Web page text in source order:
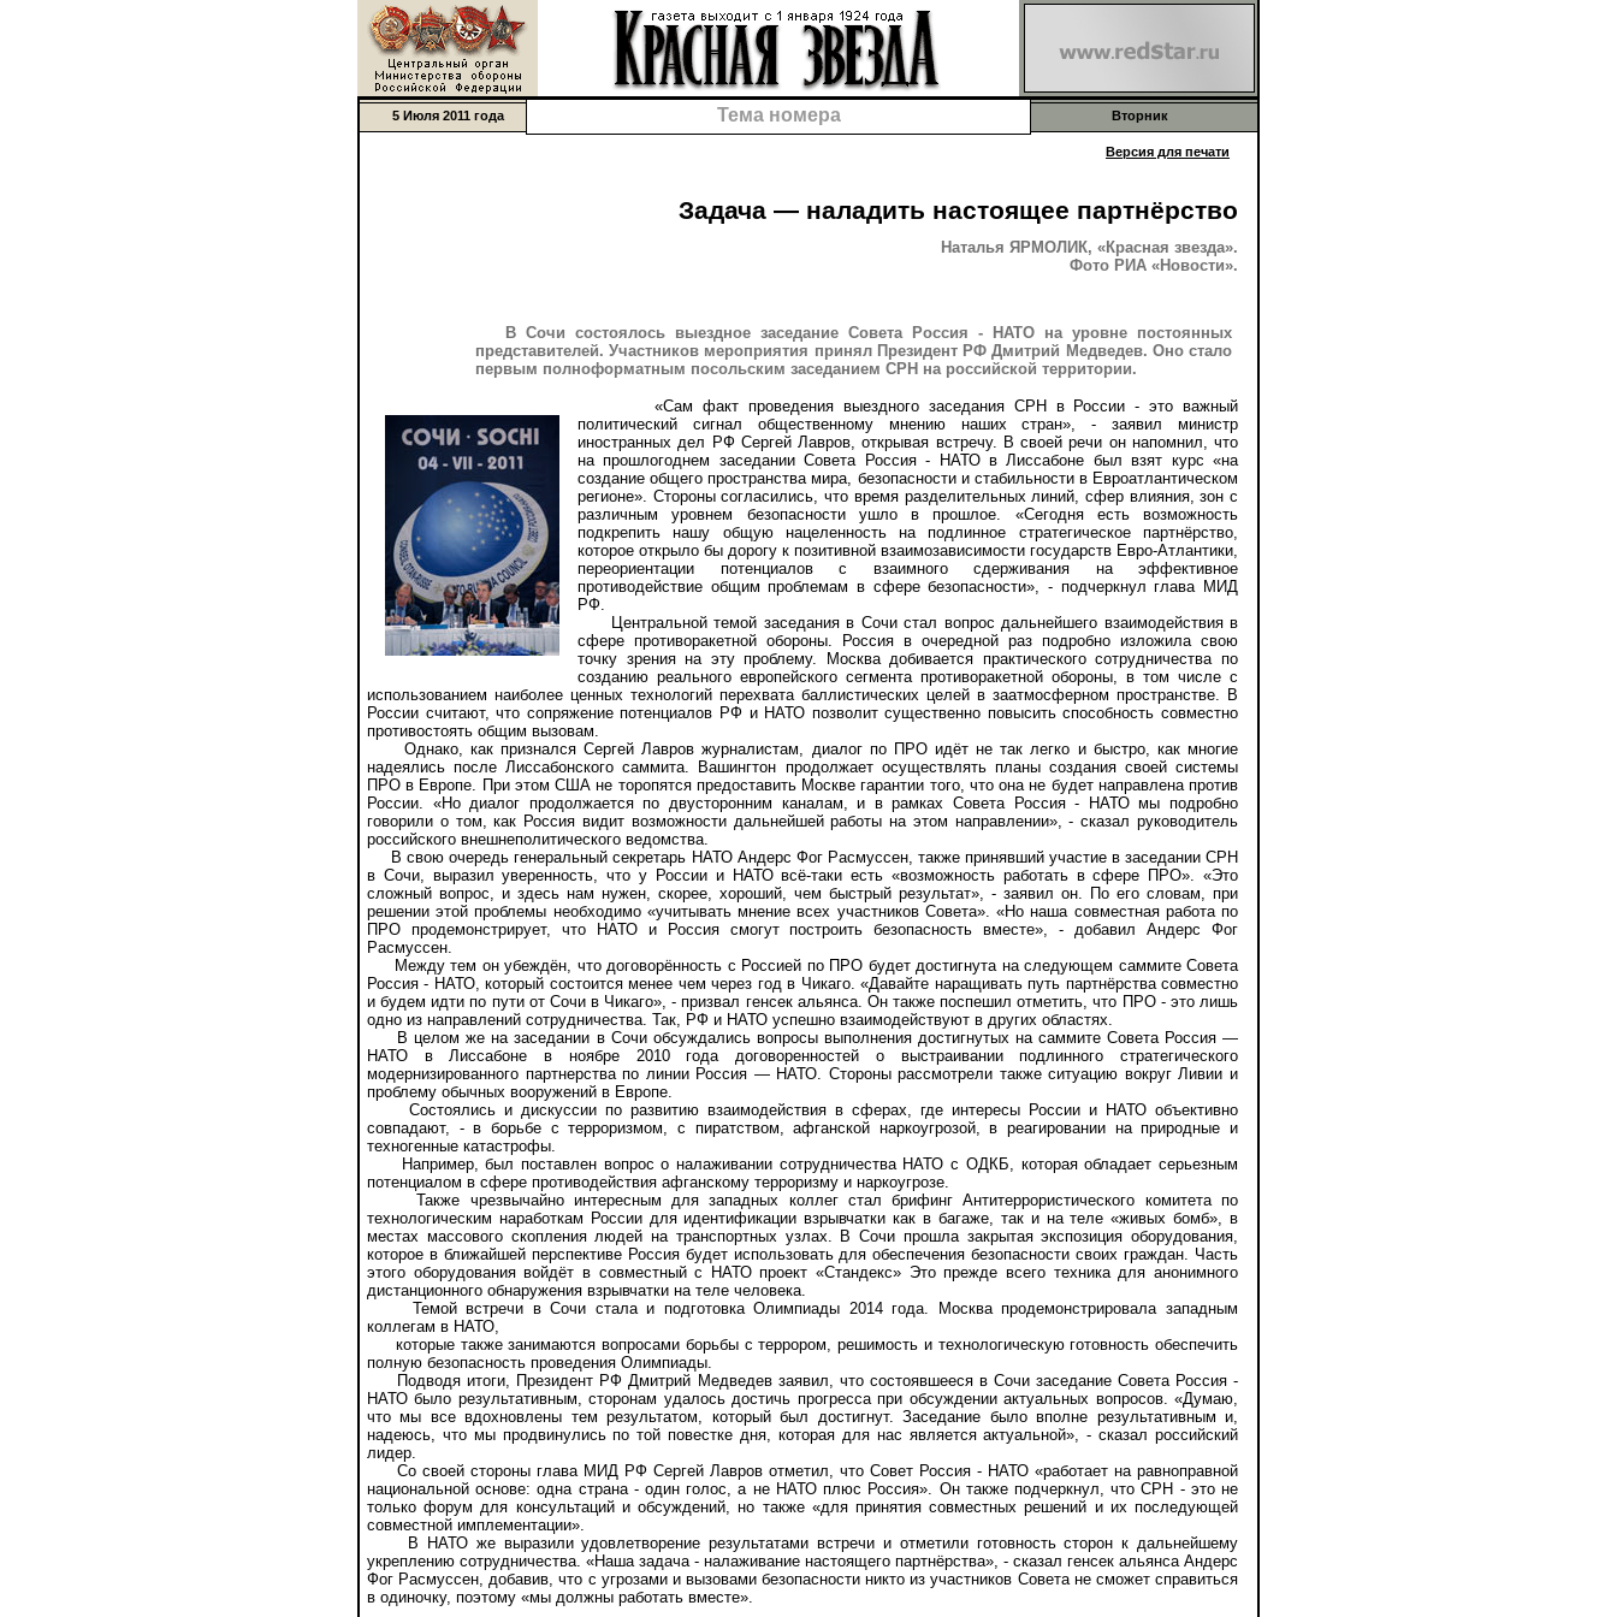
5 Июля 2011 года Тема номера Вторник
Версия для печати
Задача — наладить настоящее партнёрство
Наталья ЯРМОЛИК, «Красная звезда».
Фото РИА «Новости».
В Сочи состоялось выездное заседание Совета Россия - НАТО на уровне постоянных
представителей. Участников мероприятия принял Президент РФ Дмитрий Медведев. Оно стало
первым полноформатным посольским заседанием СРН на российской территории.
«Сам факт проведения выездного заседания СРН в России - это важный
политический сигнал общественному мнению наших стран», - заявил министр
иностранных дел РФ Сергей Лавров, открывая встречу. В своей речи он напомнил, что
на прошлогоднем заседании Совета Россия - НАТО в Лиссабоне был взят курс «на
создание общего пространства мира, безопасности и стабильности в Евроатлантическом
регионе». Стороны согласились, что время разделительных линий, сфер влияния, зон с
различным уровнем безопасности ушло в прошлое. «Сегодня есть возможность
подкрепить нашу общую нацеленность на подлинное стратегическое партнёрство,
которое открыло бы дорогу к позитивной взаимозависимости государств Евро-Атлантики,
переориентации потенциалов с взаимного сдерживания на эффективное
противодействие общим проблемам в сфере безопасности», - подчеркнул глава МИД
РФ.
Центральной темой заседания в Сочи стал вопрос дальнейшего взаимодействия в
сфере противоракетной обороны. Россия в очередной раз подробно изложила свою
точку зрения на эту проблему. Москва добивается практического сотрудничества по
созданию реального европейского сегмента противоракетной обороны, в том числе с
использованием наиболее ценных технологий перехвата баллистических целей в заатмосферном пространстве. В
России считают, что сопряжение потенциалов РФ и НАТО позволит существенно повысить способность совместно
противостоять общим вызовам.
Однако, как признался Сергей Лавров журналистам, диалог по ПРО идёт не так легко и быстро, как многие
надеялись после Лиссабонского саммита. Вашингтон продолжает осуществлять планы создания своей системы
ПРО в Европе. При этом США не торопятся предоставить Москве гарантии того, что она не будет направлена против
России. «Но диалог продолжается по двусторонним каналам, и в рамках Совета Россия - НАТО мы подробно
говорили о том, как Россия видит возможности дальнейшей работы на этом направлении», - сказал руководитель
российского внешнеполитического ведомства.
В свою очередь генеральный секретарь НАТО Андерс Фог Расмуссен, также принявший участие в заседании СРН
в Сочи, выразил уверенность, что у России и НАТО всё-таки есть «возможность работать в сфере ПРО». «Это
сложный вопрос, и здесь нам нужен, скорее, хороший, чем быстрый результат», - заявил он. По его словам, при
решении этой проблемы необходимо «учитывать мнение всех участников Совета». «Но наша совместная работа по
ПРО продемонстрирует, что НАТО и Россия смогут построить безопасность вместе», - добавил Андерс Фог
Расмуссен.
Между тем он убеждён, что договорённость с Россией по ПРО будет достигнута на следующем саммите Совета
Россия - НАТО, который состоится менее чем через год в Чикаго. «Давайте наращивать путь партнёрства совместно
и будем идти по пути от Сочи в Чикаго», - призвал генсек альянса. Он также поспешил отметить, что ПРО - это лишь
одно из направлений сотрудничества. Так, РФ и НАТО успешно взаимодействуют в других областях.
В целом же на заседании в Сочи обсуждались вопросы выполнения достигнутых на саммите Совета Россия —
НАТО в Лиссабоне в ноябре 2010 года договоренностей о выстраивании подлинного стратегического
модернизированного партнерства по линии Россия — НАТО. Стороны рассмотрели также ситуацию вокруг Ливии и
проблему обычных вооружений в Европе.
Состоялись и дискуссии по развитию взаимодействия в сферах, где интересы России и НАТО объективно
совпадают, - в борьбе с терроризмом, с пиратством, афганской наркоугрозой, в реагировании на природные и
техногенные катастрофы.
Например, был поставлен вопрос о налаживании сотрудничества НАТО с ОДКБ, которая обладает серьезным
потенциалом в сфере противодействия афганскому терроризму и наркоугрозе.
Также чрезвычайно интересным для западных коллег стал брифинг Антитеррористического комитета по
технологическим наработкам России для идентификации взрывчатки как в багаже, так и на теле «живых бомб», в
местах массового скопления людей на транспортных узлах. В Сочи прошла закрытая экспозиция оборудования,
которое в ближайшей перспективе Россия будет использовать для обеспечения безопасности своих граждан. Часть
этого оборудования войдёт в совместный с НАТО проект «Стандекс» Это прежде всего техника для анонимного
дистанционного обнаружения взрывчатки на теле человека.
Темой встречи в Сочи стала и подготовка Олимпиады 2014 года. Москва продемонстрировала западным
коллегам в НАТО,
которые также занимаются вопросами борьбы с террором, решимость и технологическую готовность обеспечить
полную безопасность проведения Олимпиады.
Подводя итоги, Президент РФ Дмитрий Медведев заявил, что состоявшееся в Сочи заседание Совета Россия -
НАТО было результативным, сторонам удалось достичь прогресса при обсуждении актуальных вопросов. «Думаю,
что мы все вдохновлены тем результатом, который был достигнут. Заседание было вполне результативным и,
надеюсь, что мы продвинулись по той повестке дня, которая для нас является актуальной», - сказал российский
лидер.
Со своей стороны глава МИД РФ Сергей Лавров отметил, что Совет Россия - НАТО «работает на равноправной
национальной основе: одна страна - один голос, а не НАТО плюс Россия». Он также подчеркнул, что СРН - это не
только форум для консультаций и обсуждений, но также «для принятия совместных решений и их последующей
совместной имплементации».
В НАТО же выразили удовлетворение результатами встречи и отметили готовность сторон к дальнейшему
укреплению сотрудничества. «Наша задача - налаживание настоящего партнёрства», - сказал генсек альянса Андерс
Фог Расмуссен, добавив, что с угрозами и вызовами безопасности никто из участников Совета не сможет справиться
в одиночку, поэтому «мы должны работать вместе».